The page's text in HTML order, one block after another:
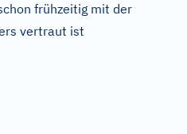
frühzeitig mit der
vertraut ist